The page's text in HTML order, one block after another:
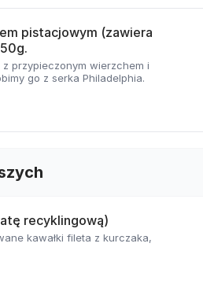
pistacjowym (zawiera
przypieczonym wierzchem i
go z serka Philadelphia.
recyklingową)
kawałki fileta z kurczaka,